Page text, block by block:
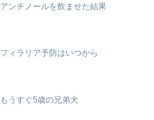
アンチノールを飲ませた結果
フィラリア予防はいつから
もうすぐ5歳の兄弟犬